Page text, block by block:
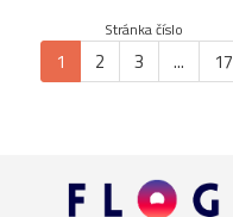
Stránka číslo
1 2 3 ... 17